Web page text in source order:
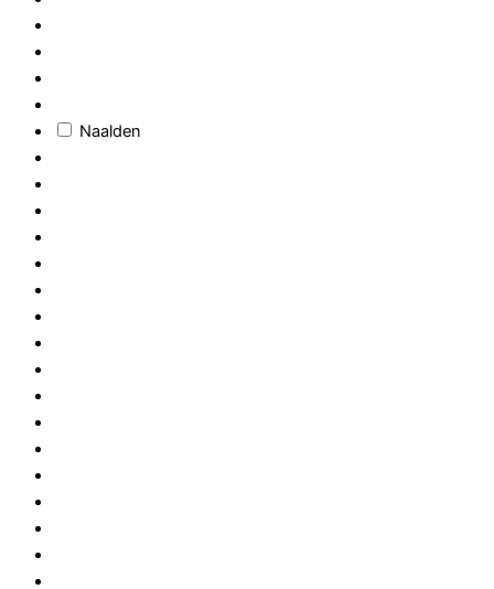
Naalden